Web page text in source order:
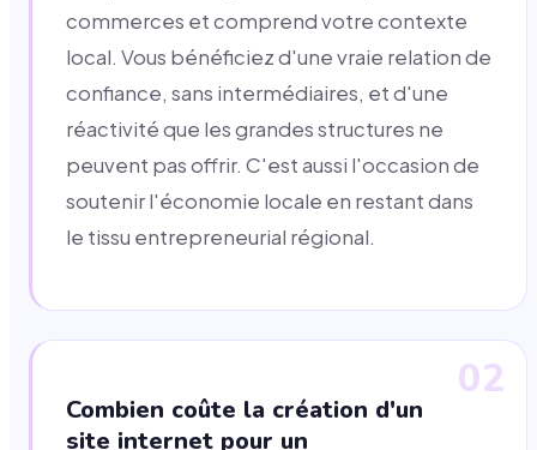
commerces et comprend votre contexte
local. Vous bénéficiez d'une vraie relation de
confiance, sans intermédiaires, et d'une
réactivité que les grandes structures ne
peuvent pas offrir. C'est aussi l'occasion de
soutenir l'économie locale en restant dans
le tissu entrepreneurial régional.
02
Combien coûte la création d'un
site internet pour un